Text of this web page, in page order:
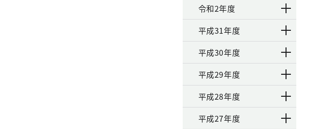
令和2年度
平成31年度
平成30年度
平成29年度
平成28年度
平成27年度